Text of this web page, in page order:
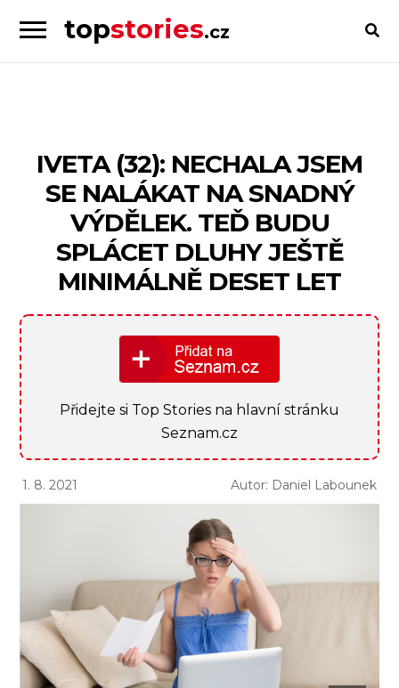
Skip
to
Skip
to
topstories.cz
lidi
IVETA (32): NECHALA JSEM
SE NALÁKAT NA SNADNÝ
VÝDĚLEK. TEĎ BUDU
SPLÁCET DLUHY JEŠTĚ
MINIMÁLNĚ DESET LET
Přidejte si Top Stories na hlavní stránku
Seznam.cz
1. 8. 2021 Autor: Daniel Labounek